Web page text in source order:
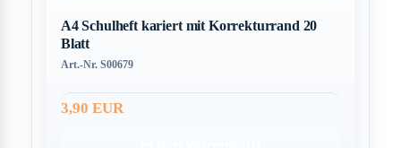
A4 Schulheft kariert mit Korrekturrand 20
Blatt
Art.-Nr. S00679
3,90 EUR